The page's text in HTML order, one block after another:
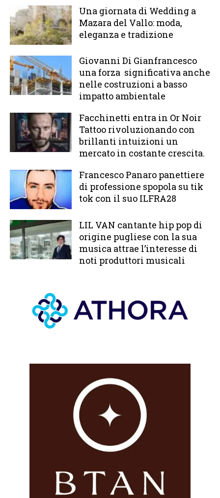
Una giornata di Wedding a
Mazara del Vallo: moda,
eleganza e tradizione
Giovanni Di Gianfrancesco
una forza significativa anche
nelle costruzioni a basso
impatto ambientale
Facchinetti entra in Or Noir
Tattoo rivoluzionando con
brillanti intuizioni un
mercato in costante crescita.
Francesco Panaro panettiere
di professione spopola su tik
tok con il suo ILFRA28
LIL VAN cantante hip pop di
origine pugliese con la sua
musica attrae l’interesse di
noti produttori musicali